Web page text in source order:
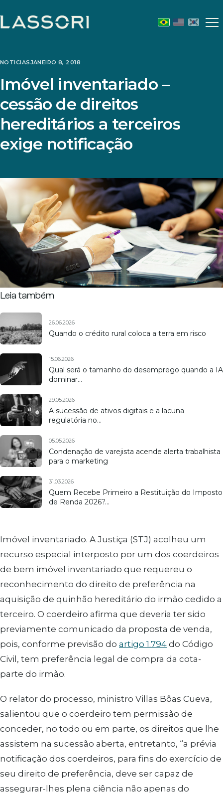
NOTICIASJANEIRO 8, 2018
Imóvel inventariado –
cessão de direitos
hereditários a terceiros
exige notificação
Leia também
26.06.2026
Quando o crédito rural coloca a terra em risco
15.06.2026
Qual será o tamanho do desemprego quando a IA
dominar…
29.05.2026
A sucessão de ativos digitais e a lacuna
regulatória no…
05.05.2026
Condenação de varejista acende alerta trabalhista
para o marketing
31.03.2026
Quem Recebe Primeiro a Restituição do Imposto
de Renda 2026?…
Imóvel inventariado. A Justiça (STJ) acolheu um
recurso especial interposto por um dos coerdeiros
de bem imóvel inventariado que requereu o
reconhecimento do direito de preferência na
aquisição de quinhão hereditário do irmão cedido a
terceiro. O coerdeiro afirma que deveria ter sido
previamente comunicado da proposta de venda,
pois, conforme previsão do artigo 1.794 do Código
Civil, tem preferência legal de compra da cota-
parte do irmão.
O relator do processo, ministro Villas Bôas Cueva,
salientou que o coerdeiro tem permissão de
conceder, no todo ou em parte, os direitos que lhe
assistem na sucessão aberta, entretanto, “a prévia
notificação dos coerdeiros, para fins do exercício de
seu direito de preferência, deve ser capaz de
assegurar-lhes plena ciência não apenas do